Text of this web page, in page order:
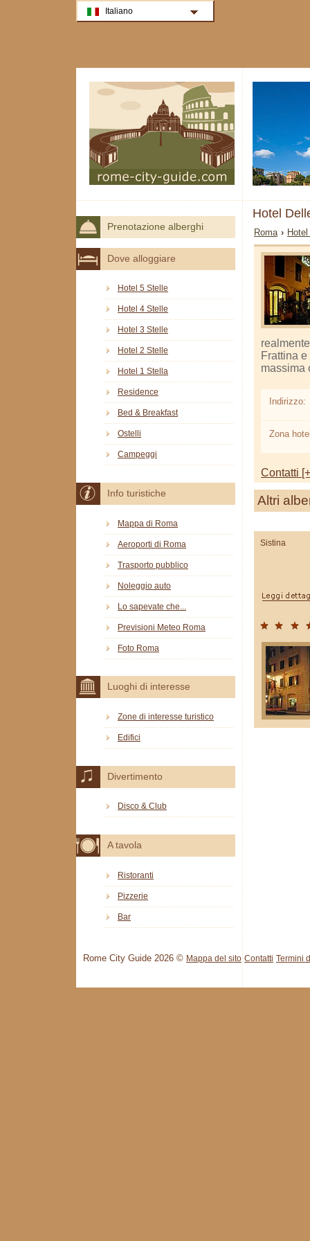
Hotel
Roma ›
Frattina
massima
Indirizzo:
Zona
Contatti
Altri
Sistina
Prenotazione alberghi
Dove alloggiare
Hotel 5 Stelle
Hotel 4 Stelle
Hotel 3 Stelle
Hotel 2 Stelle
Hotel 1 Stella
Residence
Bed & Breakfast
Ostelli
Campeggi
Info turistiche
Mappa di Roma
Aeroporti di Roma
Trasporto pubblico
Noleggio auto
Lo sapevate che...
Previsioni Meteo Roma
Foto Roma
Luoghi di interesse
Zone di interesse turistico
Edifici
Divertimento
Disco & Club
A tavola
Ristoranti
Pizzerie
Bar
Rome City Guide 2026 © Mappa del sito Contatti Termini
Italiano